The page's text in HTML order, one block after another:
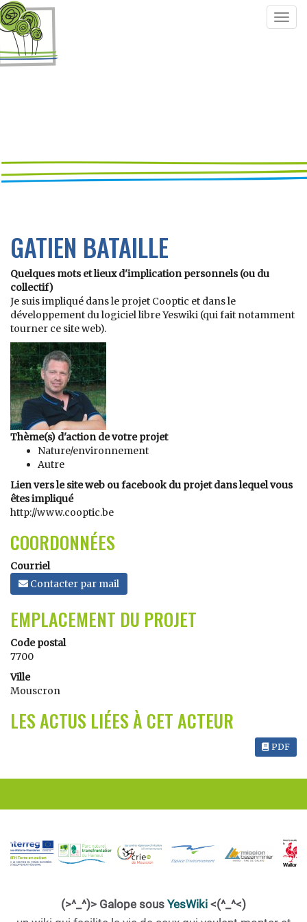
GATIEN BATAILLE
Quelques mots et lieux d'implication personnels (ou du
collectif)
Je suis impliqué dans le projet Cooptic et dans le
développement du logiciel libre Yeswiki (qui fait notamment
tourner ce site web).
Thème(s) d'action de votre projet
Nature/environnement
Autre
Lien vers le site web ou facebook du projet dans lequel vous
êtes impliqué
http://www.cooptic.be
COORDONNÉES
Courriel
Contacter par mail
EMPLACEMENT DU PROJET
Code postal
7700
Ville
Mouscron
LES ACTUS LIÉES À CET ACTEUR
PDF